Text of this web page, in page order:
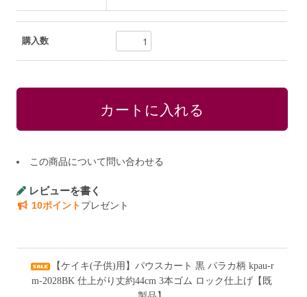
購入数
この商品について問い合わせる
レビューを書く
10ポイントプレゼント
【ケイキ(子供)用】パウスカート 黒 パラカ柄 kpau-r
m-2028BK 仕上がり丈約44cm 3本ゴム ロック仕上げ【既